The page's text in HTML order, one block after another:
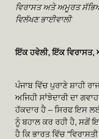
ਵਿਰਾਸਤ ਅਤੇ ਅਮੂਰਤ
ਵਿਲੱਖਣ ਭਾਈਵਾਲੀ
ਇੱਕ ਹਵੇਲੀ, ਇੱਕ
ਪੰਜਾਬ ਵਿੱਚ ਪੁਰਾਣੇ ਸ਼ਾਹੀ
ਅਜਿਹੀ ਸਾਂਝੇਦਾਰੀ ਦਾ
ਹੱਕਦਾਰ ਹੈ – ਸਿਰਫ ਇਸ
ਨੂੰ ਬਹਾਲ ਕਰ ਰਹੀ ਹੈ, ਸਗੋਂ
ਹੈ ਕਿ ਭਾਰਤ ਵਿੱਚ